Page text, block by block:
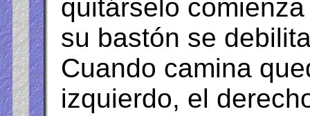
quitárselo
su bastón se
Cuando camina
izquierdo, el